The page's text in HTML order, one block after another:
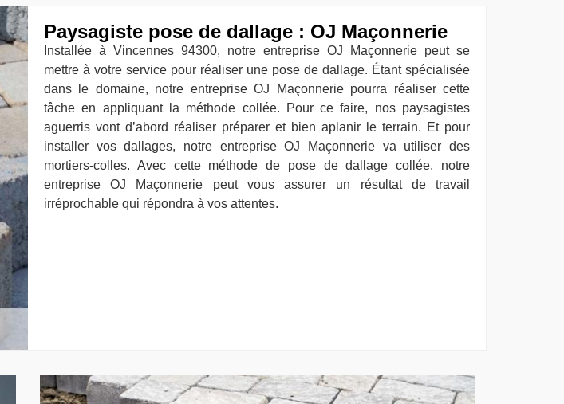
Paysagiste pose de dallage : OJ Maçonnerie
Installée à Vincennes 94300, notre entreprise OJ Maçonnerie peut se
mettre à votre service pour réaliser une pose de dallage. Étant spécialisée
dans le domaine, notre entreprise OJ Maçonnerie pourra réaliser cette
tâche en appliquant la méthode collée. Pour ce faire, nos paysagistes
aguerris vont d’abord réaliser préparer et bien aplanir le terrain. Et pour
installer vos dallages, notre entreprise OJ Maçonnerie va utiliser des
mortiers-colles. Avec cette méthode de pose de dallage collée, notre
entreprise OJ Maçonnerie peut vous assurer un résultat de travail
irréprochable qui répondra à vos attentes.